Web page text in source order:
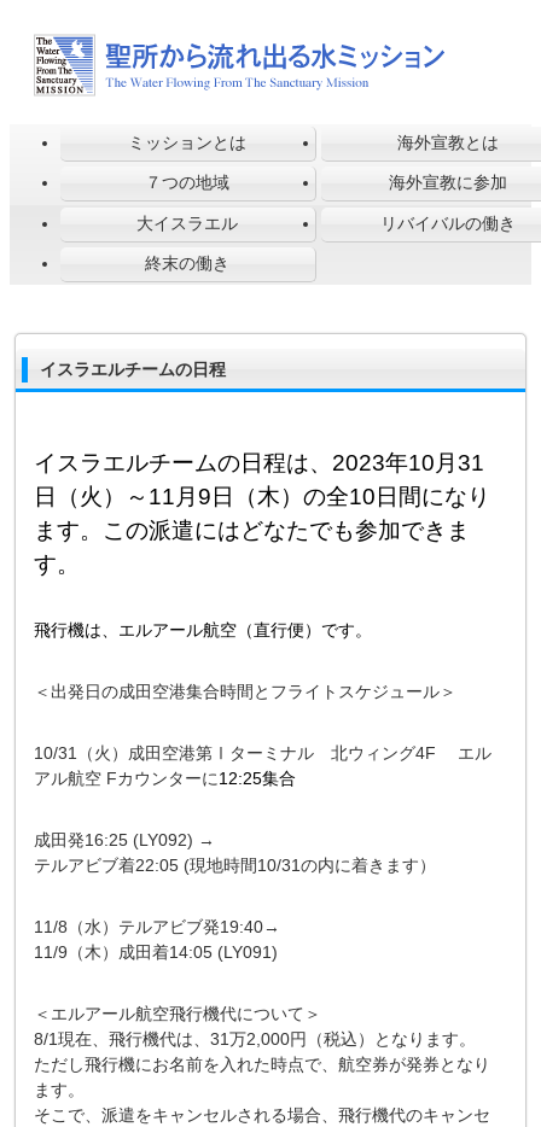
ミッションとは 海外宣教とは
７つの地域 海外宣教に参加
大イスラエル リバイバルの働き
終末の働き
イスラエルチームの日程
イスラエルチームの日程は、 2023年10月31
日（火）～11月9日（木）の全10日間になり
ます。この派遣にはどなたでも参加できま
す。
飛行機は、エルアール航空（直行便）です。
＜出発日の成田空港集合時間とフライトスケジュール＞
10/31（火）成田空港第Ⅰターミナル 北ウィング4F エル
アル航空 Fカウンターに12:25集合
成田発16:25 (LY092) →
テルアビブ着22:05 (現地時間10/31の内に着きます）
11/8（水）テルアビブ発19:40→
11/9（木）成田着14:05 (LY091)
＜エルアール航空飛行機代について＞
8/1現在、飛行機代は、31万2,000円（税込）となります。
ただし飛行機にお名前を入れた時点で、航空券が発券となり
ます。
そこで、派遣をキャンセルされる場合、飛行機代のキャンセ